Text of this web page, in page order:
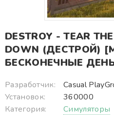
DESTROY - TEAR
DOWN (ДЕСТРОЙ)
БЕСКОНЕЧНЫЕ
Разработчик:
Casual
Установок:
360000
Категория:
Симуляторы